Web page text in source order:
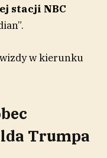
stacji NBC
w kierunku
Trumpa